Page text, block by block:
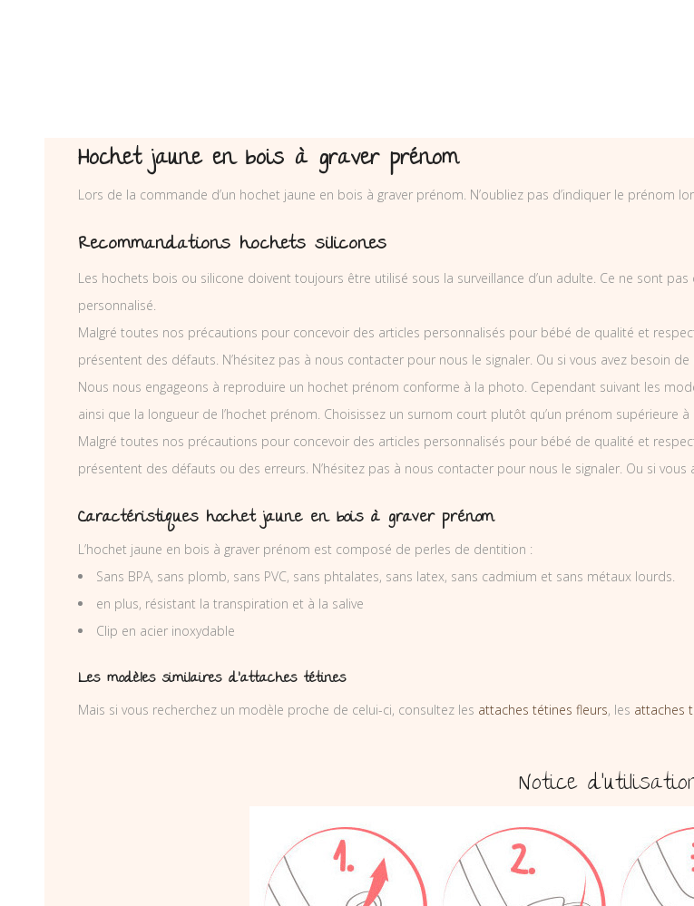
Hochet jaune en bois à graver prénom
Lors de la commande d’un hochet jaune en bois à graver prénom. N’oubliez pas d’indiquer le prénom
Recommandations hochets silicones
Les hochets bois ou silicone doivent toujours être utilisé sous la surveillance d’un adulte. Ce ne sont
personnalisé.
Malgré toutes nos précautions pour concevoir des articles personnalisés pour bébé de qualité et
présentent des défauts. N’hésitez pas à nous contacter pour nous le signaler. Ou si vous avez besoin
Nous nous engageons à reproduire un hochet prénom conforme à la photo. Cependant suivant les
ainsi que la longueur de l’hochet prénom. Choisissez un surnom court plutôt qu’un prénom supérieure à
Malgré toutes nos précautions pour concevoir des articles personnalisés pour bébé de qualité et
présentent des défauts ou des erreurs. N’hésitez pas à nous contacter pour nous le signaler. Ou si
Caractéristiques hochet jaune en bois à graver prénom
L’hochet jaune en bois à graver prénom est composé de perles de dentition :
Sans BPA, sans plomb, sans PVC, sans phtalates, sans latex, sans cadmium et sans métaux lourds.
en plus, résistant la transpiration et à la salive
Clip en acier inoxydable
Les modèles similaires d’attaches tétines
Mais si vous recherchez un modèle proche de celui-ci, consultez les attaches tétines fleurs, les attaches
Notice